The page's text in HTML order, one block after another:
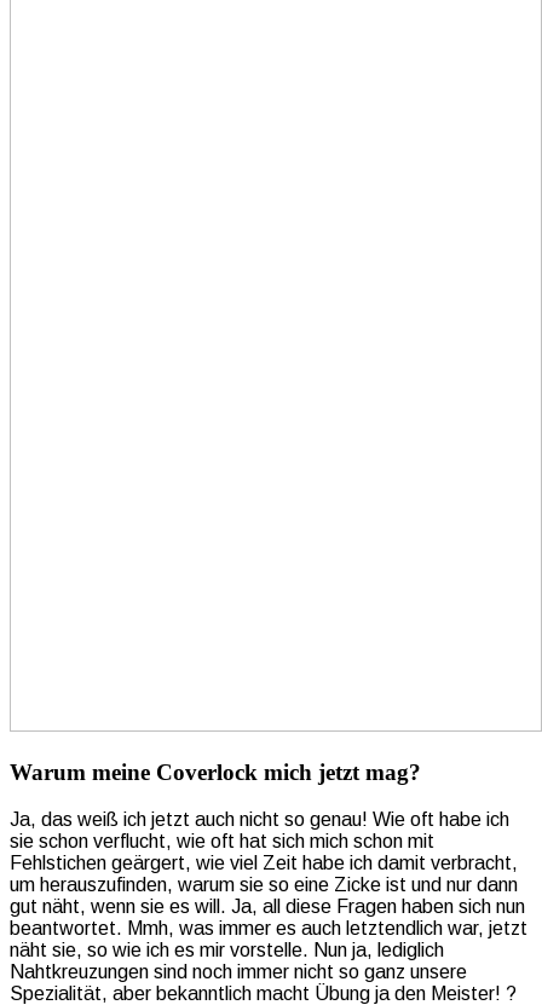
Warum meine Coverlock mich jetzt mag?
Ja, das weiß ich jetzt auch nicht so genau! Wie oft habe ich
sie schon verflucht, wie oft hat sich mich schon mit
Fehlstichen geärgert, wie viel Zeit habe ich damit verbracht,
um herauszufinden, warum sie so eine Zicke ist und nur dann
gut näht, wenn sie es will. Ja, all diese Fragen haben sich nun
beantwortet. Mmh, was immer es auch letztendlich war, jetzt
näht sie, so wie ich es mir vorstelle. Nun ja, lediglich
Nahtkreuzungen sind noch immer nicht so ganz unsere
Spezialität, aber bekanntlich macht Übung ja den Meister! ?